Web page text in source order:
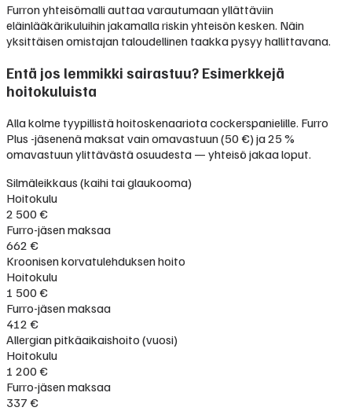
Furron yhteisömalli auttaa varautumaan yllättäviin
eläinlääkärikuluihin jakamalla riskin yhteisön kesken. Näin
yksittäisen omistajan taloudellinen taakka pysyy hallittavana.
Entä jos lemmikki sairastuu? Esimerkkejä
hoitokuluista
Alla kolme tyypillistä hoitoskenaariota cockerspanielille. Furro
Plus -jäsenenä maksat vain omavastuun (50 €) ja 25 %
omavastuun ylittävästä osuudesta — yhteisö jakaa loput.
Silmäleikkaus (kaihi tai glaukooma)
Hoitokulu
2 500 €
Furro-jäsen maksaa
662 €
Kroonisen korvatulehduksen hoito
Hoitokulu
1 500 €
Furro-jäsen maksaa
412 €
Allergian pitkäaikaishoito (vuosi)
Hoitokulu
1 200 €
Furro-jäsen maksaa
337 €